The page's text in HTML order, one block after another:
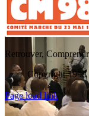
Retrouver,
Copyright 1998
Toggle
Sliding
Page load link
Go